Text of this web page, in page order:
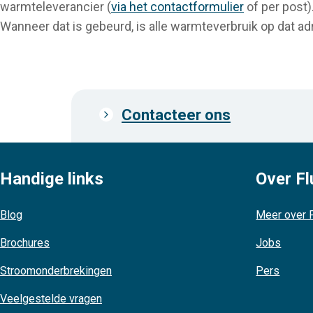
warmteleverancier (via het contactformulier of per
Wanneer dat is gebeurd, is alle warmteverbruik op dat
Prefooter
Contacteer ons
Handige links
Blog
Brochures
Stroomonderbrekingen
Veelgestelde vragen
Over
Meer over
Jobs
Pers